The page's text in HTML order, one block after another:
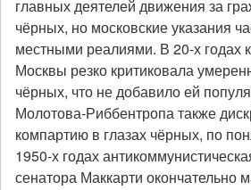
главных деятелей движения за
чёрных, но московские указания
местными реалиями. В 20-х годах
Москвы резко критиковала
чёрных, что не добавило ей
Молотова-Риббентропа также
компартию в глазах чёрных, по
1950-х годах
сенатора Маккарти окончательно